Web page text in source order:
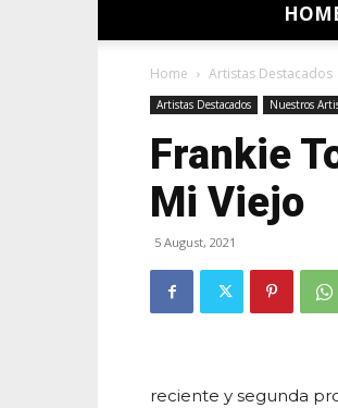
Home Artistas Destacados
Artistas Destacados Nuestros
Frankie
Mi Viejo
5 August, 2021
reciente y segunda